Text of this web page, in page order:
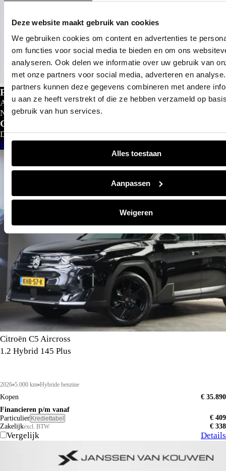
Deze website maakt gebruik van cookies
We gebruiken cookies om content en advertenties te
om functies voor social media te bieden en om ons
analyseren. Ook delen we informatie over uw gebruik van
met onze partners voor social media, adverteren en
partners kunnen deze gegevens combineren met andere
u aan ze heeft verstrekt of die ze hebben verzameld op
gebruik van hun services.
Alles toestaan
Aanpassen
Weigeren
Private lease
Al gedacht aan private lease?
Nu al vanaf€299- p/m
Configureer nu
Direct leverbaar
Bekijk aanbod
Citroën C5 Aircross
1.2 Hybrid 145 Plus
2026 5.000 km Hybride benzine
Kopen
€ 35.890
Financieren p/m vanaf
Particulier Krediettabel
€ 409
Zakelijkexcl. BTW € 338
Vergelijk Details